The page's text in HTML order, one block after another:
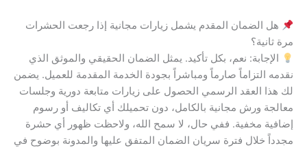
هل الضمان المقدم يشمل زيارات مجانية إذا رجعت الحشرات
مرة ثانية؟
الإجابة: نعم، بكل تأكيد. يمثل الضمان الحقيقي والموثق الذي
نقدمه التزاماً صارماً ومباشراً بجودة الخدمة المقدمة للعميل. يضمن
لك هذا العقد الرسمي الحصول على زيارات متابعة دورية وجلسات
معالجة ورش مجانية بالكامل، دون تحميلك أي تكاليف أو رسوم
إضافية مخفية. ففي حال، لا سمح الله، ولاحظت ظهور أي حشرة
مجدداً خلال فترة سريان الضمان المتفق عليها والمدونة بوضوح في